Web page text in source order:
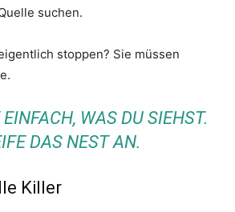
suchen.
stoppen? Sie müssen
WAS DU SIEHST.
DAS NEST AN.
Killer